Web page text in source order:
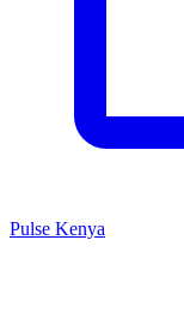
Pulse Kenya